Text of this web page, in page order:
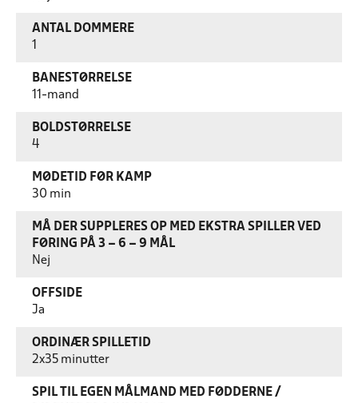
ANTAL DOMMERE
BANESTØRRELSE
11-mand
BOLDSTØRRELSE
4
MØDETID FØR KAMP
30 min
MÅ DER SUPPLERES OP MED EKSTRA SPILLER VED
FØRING PÅ 3 – 6 – 9 MÅL
Nej
OFFSIDE
Ja
ORDINÆR SPILLETID
2x35 minutter
SPIL TIL EGEN MÅLMAND MED FØDDERNE /